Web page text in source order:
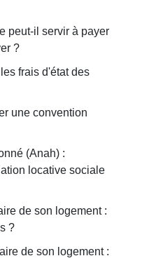
peut-il servir à payer
?
frais d'état des
une convention
(Anah) :
locative sociale
de son logement :
?
de son logement :